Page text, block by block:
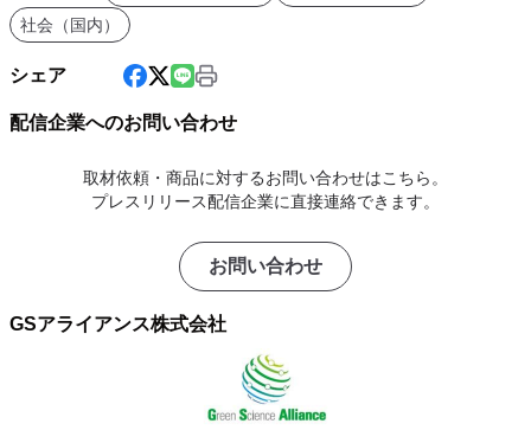
社会（国内）
シェア
配信企業へのお問い合わせ
取材依頼・商品に対するお問い合わせはこちら。
プレスリリース配信企業に直接連絡できます。
お問い合わせ
GSアライアンス株式会社